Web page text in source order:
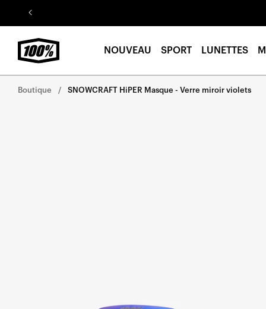
Aller au
contenu
NOUVEAU SPORT LUNETTES
Boutique SNOWCRAFT HiPER Masque - Verre miroir violets